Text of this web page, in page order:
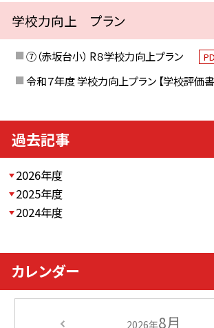
学校力向上 プラン
⑦（赤坂台小） R８学校力向上プラン
令和７年度 学校力向上プラン 【学校評価書
過去記事
2026年度
2025年度
2024年度
カレンダー
2026年8月